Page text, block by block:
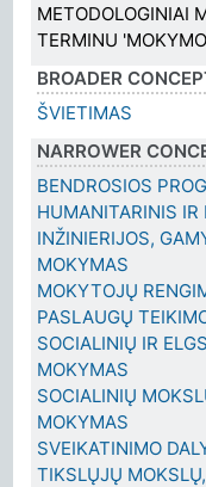
METODOLOGINIAI
TERMINU
BROADER
ŠVIETIMAS
NARROWER
BENDROSIOS
HUMANITARINIS
INŽINIERIJOS,
MOKYMAS
MOKYTOJŲ
PASLAUGŲ
SOCIALINIŲ IR
MOKYMAS
SOCIALINIŲ
MOKYMAS
SVEIKATINIMO
TIKSLŲJŲ